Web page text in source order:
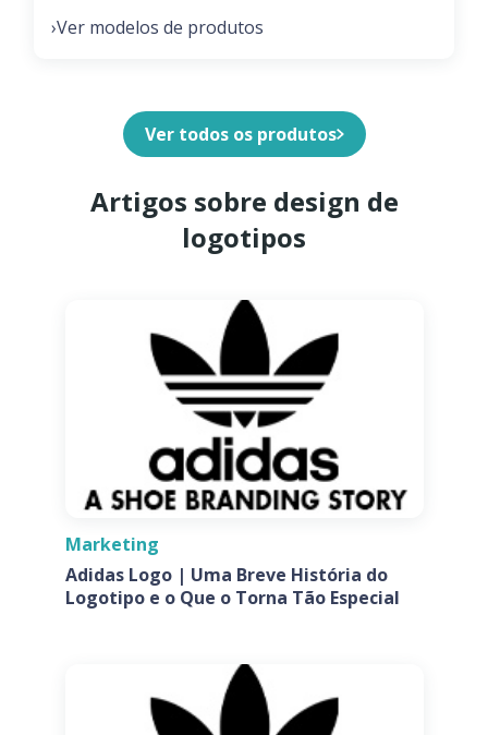
›Ver modelos de produtos
Ver todos os produtos
Artigos sobre design de
logotipos
Marketing
Adidas Logo | Uma Breve História do
Logotipo e o Que o Torna Tão Especial